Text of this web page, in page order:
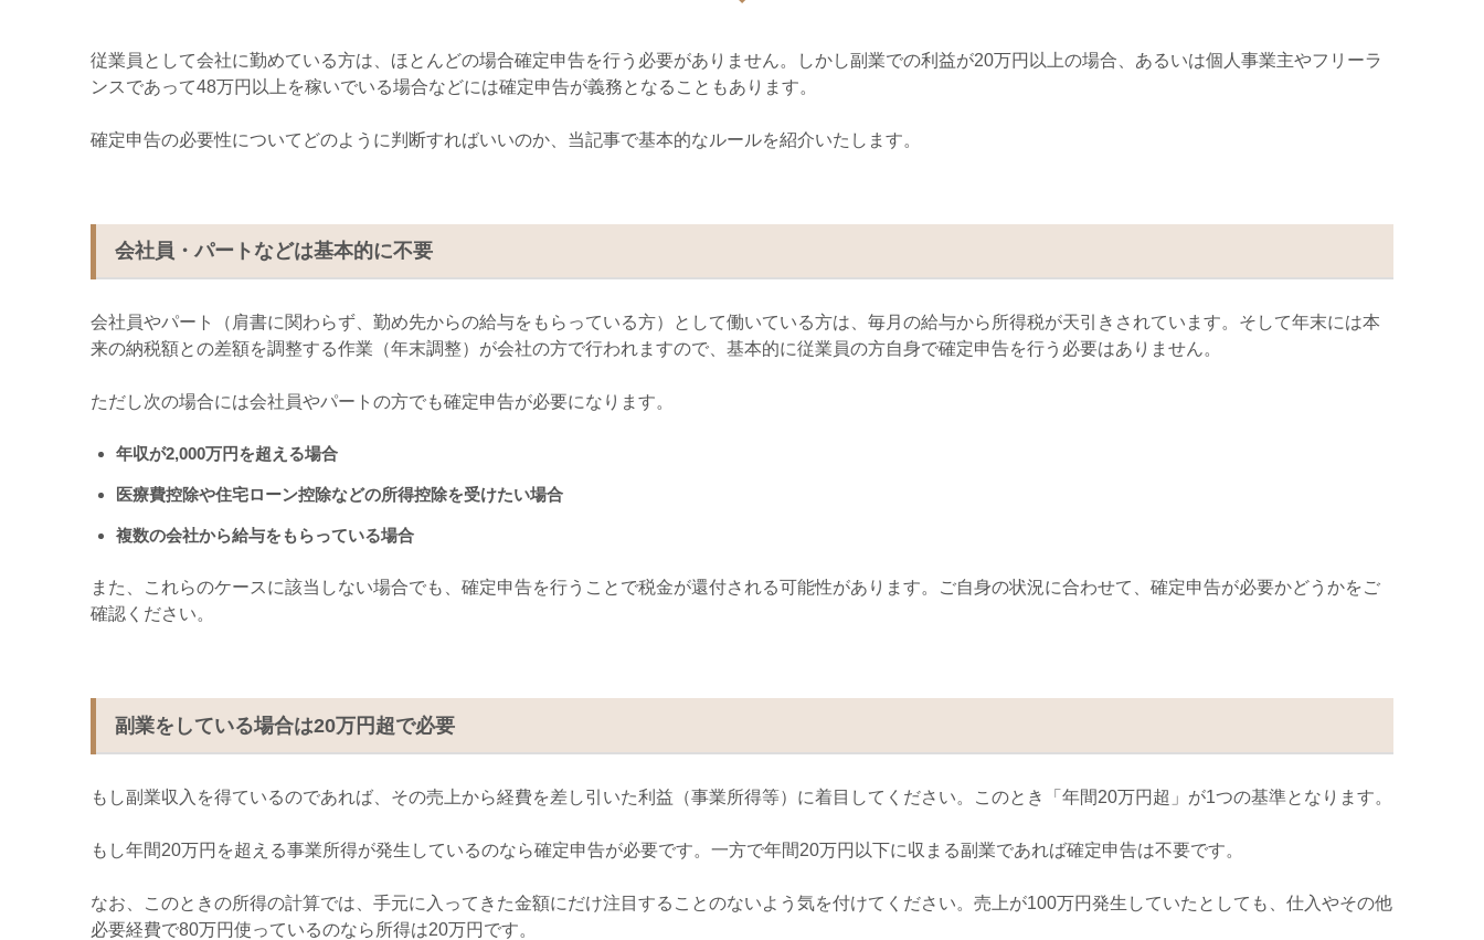
従業員として会社に勤めている方は、ほとんどの場合確定申告を行う必要がありません。しかし副業での利益が20万円以上の場合、あるいは個人事業主やフリーラ
ンスであって48万円以上を稼いでいる場合などには確定申告が義務となることもあります。
確定申告の必要性についてどのように判断すればいいのか、当記事で基本的なルールを紹介いたします。
会社員・パートなどは基本的に不要
会社員やパート（肩書に関わらず、勤め先からの給与をもらっている方）として働いている方は、毎月の給与から所得税が天引きされています。そして年末には本
来の納税額との差額を調整する作業（年末調整）が会社の方で行われますので、基本的に従業員の方自身で確定申告を行う必要はありません。
ただし次の場合には会社員やパートの方でも確定申告が必要になります。
年収が2,000万円を超える場合
医療費控除や住宅ローン控除などの所得控除を受けたい場合
複数の会社から給与をもらっている場合
また、これらのケースに該当しない場合でも、確定申告を行うことで税金が還付される可能性があります。ご自身の状況に合わせて、確定申告が必要かどうかをご
確認ください。
副業をしている場合は20万円超で必要
もし副業収入を得ているのであれば、その売上から経費を差し引いた利益（事業所得等）に着目してください。このとき「年間20万円超」が1つの基準となります。
もし年間20万円を超える事業所得が発生しているのなら確定申告が必要です。一方で年間20万円以下に収まる副業であれば確定申告は不要です。
なお、このときの所得の計算では、手元に入ってきた金額にだけ注目することのないよう気を付けてください。売上が100万円発生していたとしても、仕入やその他
必要経費で80万円使っているのなら所得は20万円です。